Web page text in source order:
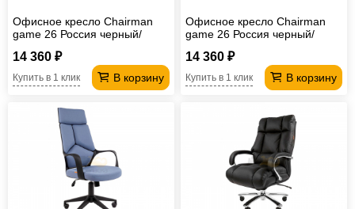
Офисное кресло Chairman
game 26 Россия черный/
14 360 ₽
В корзину
Купить в 1 клик
Офисное кресло Chairman
game 26 Россия черный/
14 360 ₽
В корзину
Купить в 1 клик